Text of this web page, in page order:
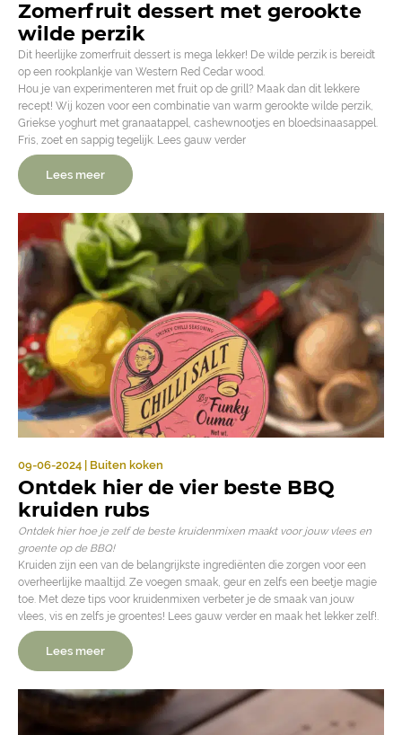
Zomerfruit dessert met gerookte
wilde perzik
Dit heerlijke zomerfruit dessert is mega lekker! De wilde perzik is bereidt
op een rookplankje van Western Red Cedar wood.
Hou je van experimenteren met fruit op de grill? Maak dan dit lekkere
recept! Wij kozen voor een combinatie van warm gerookte wilde perzik,
Griekse yoghurt met granaatappel, cashewnootjes en bloedsinaasappel.
Fris, zoet en sappig tegelijk. Lees gauw verder
Lees meer
09-06-2024 | Buiten koken
Ontdek hier de vier beste BBQ
kruiden rubs
Ontdek hier hoe je zelf de beste kruidenmixen maakt voor jouw vlees en
groente op de BBQ!
Kruiden zijn een van de belangrijkste ingrediënten die zorgen voor een
overheerlijke maaltijd. Ze voegen smaak, geur en zelfs een beetje magie
toe. Met deze tips voor kruidenmixen verbeter je de smaak van jouw
vlees, vis en zelfs je groentes! Lees gauw verder en maak het lekker zelf!.
Lees meer